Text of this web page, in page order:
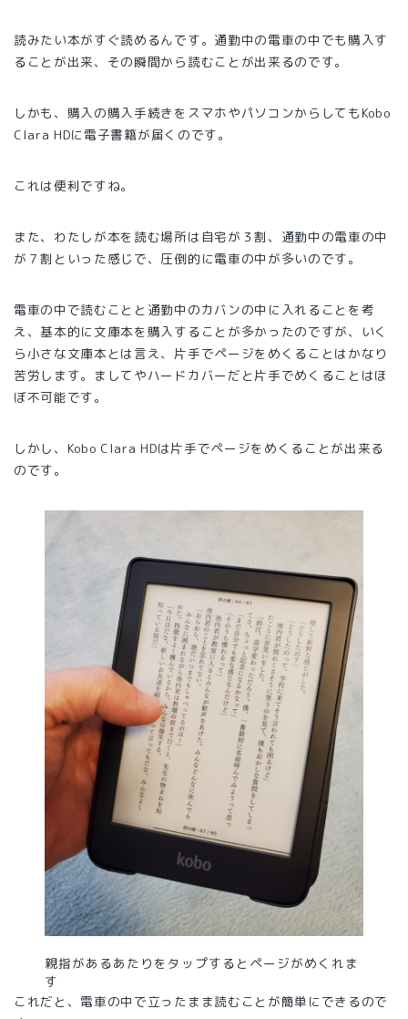
読みたい本がすぐ読めるんです。通勤中の電車の中でも購入す
ることが出来、その瞬間から読むことが出来るのです。
しかも、購入の購入手続きをスマホやパソコンからしてもKobo
Clara HDに電子書籍が届くのです。
これは便利ですね。
また、わたしが本を読む場所は自宅が３割、通勤中の電車の中
が７割といった感じで、圧倒的に電車の中が多いのです。
電車の中で読むことと通勤中のカバンの中に入れることを考
え、基本的に文庫本を購入することが多かったのですが、いく
ら小さな文庫本とは言え、片手でページをめくることはかなり
苦労します。ましてやハードカバーだと片手でめくることはほ
ぼ不可能です。
しかし、Kobo Clara HDは片手でページをめくることが出来る
のです。
親指があるあたりをタップするとページがめくれま
す
これだと、電車の中で立ったまま読むことが簡単にできるので